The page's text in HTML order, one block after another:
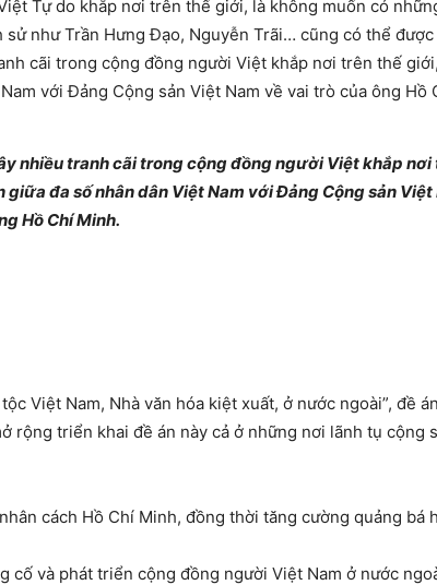
Tự do khắp nơi trên thế giới, là không muốn có
như Trần Hưng Đạo, Nguyễn Trãi… cũng có thể
cãi trong cộng đồng người Việt khắp nơi trên thế
với Đảng Cộng sản Việt Nam về vai trò của ông Hồ
nhiều tranh cãi trong cộng đồng người Việt khắp
đa số nhân dân Việt Nam với Đảng Cộng sản
Hồ Chí Minh.
Việt Nam, Nhà văn hóa kiệt xuất, ở nước ngoài”, đề
rộng triển khai đề án này cả ở những nơi lãnh tụ cộng
cách Hồ Chí Minh, đồng thời tăng cường quảng bá
cố và phát triển cộng đồng người Việt Nam ở nước